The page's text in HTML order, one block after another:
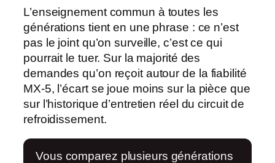
L’enseignement commun à toutes les
générations tient en une phrase : ce n’est
pas le joint qu’on surveille, c’est ce qui
pourrait le tuer. Sur la majorité des
demandes qu’on reçoit autour de la fiabilité
MX-5, l’écart se joue moins sur la pièce que
sur l’historique d’entretien réel du circuit de
refroidissement.
Vous comparez plusieurs générations